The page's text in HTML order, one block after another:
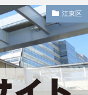
江東区